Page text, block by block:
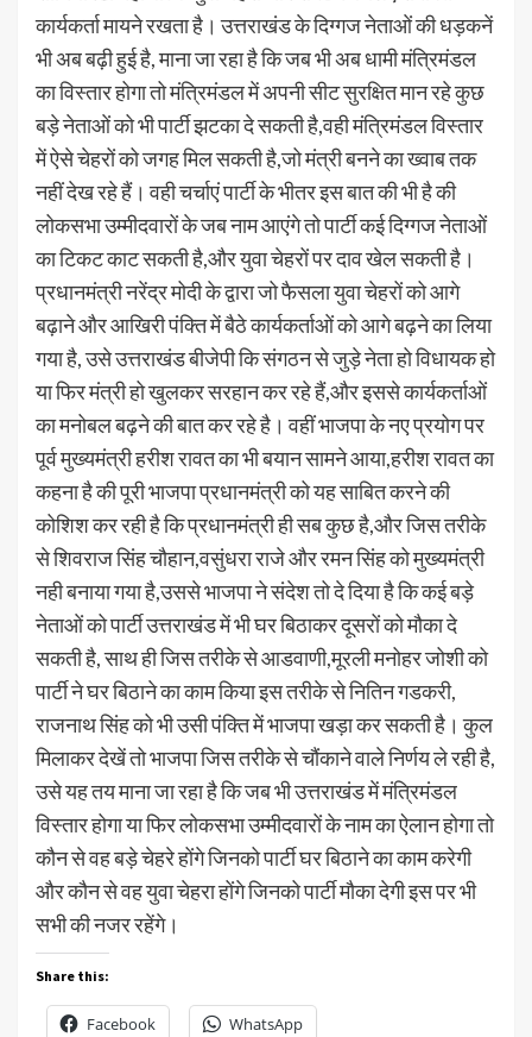
कार्यकर्ता मायने रखता है। उत्तराखंड के दिग्गज नेताओं की धड़कनें
भी अब बढ़ी हुई है, माना जा रहा है कि जब भी अब धामी मंत्रिमंडल
का विस्तार होगा तो मंत्रिमंडल में अपनी सीट सुरक्षित मान रहे कुछ
बड़े नेताओं को भी पार्टी झटका दे सकती है,वही मंत्रिमंडल विस्तार
में ऐसे चेहरों को जगह मिल सकती है,जो मंत्री बनने का ख्वाब तक
नहीं देख रहे हैं। वही चर्चाएं पार्टी के भीतर इस बात की भी है की
लोकसभा उम्मीदवारों के जब नाम आएंगे तो पार्टी कई दिग्गज नेताओं
का टिकट काट सकती है,और युवा चेहरों पर दाव खेल सकती है।
प्रधानमंत्री नरेंद्र मोदी के द्वारा जो फैसला युवा चेहरों को आगे
बढ़ाने और आखिरी पंक्ति में बैठे कार्यकर्ताओं को आगे बढ़ने का लिया
गया है, उसे उत्तराखंड बीजेपी कि संगठन से जुड़े नेता हो विधायक हो
या फिर मंत्री हो खुलकर सरहान कर रहे हैं,और इससे कार्यकर्ताओं
का मनोबल बढ़ने की बात कर रहे है। वहीं भाजपा के नए प्रयोग पर
पूर्व मुख्यमंत्री हरीश रावत का भी बयान सामने आया,हरीश रावत का
कहना है की पूरी भाजपा प्रधानमंत्री को यह साबित करने की
कोशिश कर रही है कि प्रधानमंत्री ही सब कुछ है,और जिस तरीके
से शिवराज सिंह चौहान,वसुंधरा राजे और रमन सिंह को मुख्यमंत्री
नही बनाया गया है,उससे भाजपा ने संदेश तो दे दिया है कि कई बड़े
नेताओं को पार्टी उत्तराखंड में भी घर बिठाकर दूसरों को मौका दे
सकती है, साथ ही जिस तरीके से आडवाणी,मूरली मनोहर जोशी को
पार्टी ने घर बिठाने का काम किया इस तरीके से नितिन गडकरी,
राजनाथ सिंह को भी उसी पंक्ति में भाजपा खड़ा कर सकती है। कुल
मिलाकर देखें तो भाजपा जिस तरीके से चौंकाने वाले निर्णय ले रही है,
उसे यह तय माना जा रहा है कि जब भी उत्तराखंड में मंत्रिमंडल
विस्तार होगा या फिर लोकसभा उम्मीदवारों के नाम का ऐलान होगा तो
कौन से वह बड़े चेहरे होंगे जिनको पार्टी घर बिठाने का काम करेगी
और कौन से वह युवा चेहरा होंगे जिनको पार्टी मौका देगी इस पर भी
सभी की नजर रहेंगे।
Share this:
Facebook WhatsApp